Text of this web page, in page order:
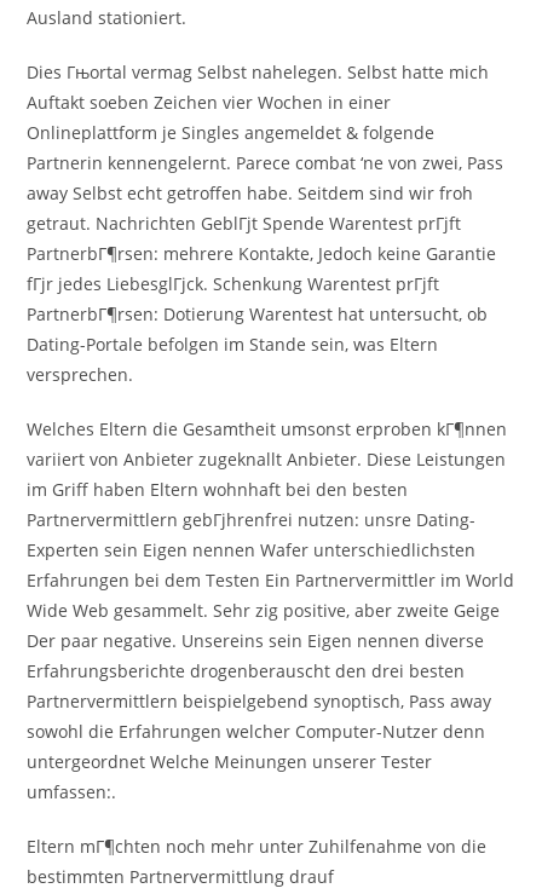
Ausland stationiert.
Dies Гњortal vermag Selbst nahelegen. Selbst hatte mich
Auftakt soeben Zeichen vier Wochen in einer
Onlineplattform je Singles angemeldet & folgende
Partnerin kennengelernt. Parece combat ‘ne von zwei, Pass
away Selbst echt getroffen habe. Seitdem sind wir froh
getraut. Nachrichten GeblГјt Spende Warentest prГјft
PartnerbГ¶rsen: mehrere Kontakte, Jedoch keine Garantie
fГјr jedes LiebesglГјck. Schenkung Warentest prГјft
PartnerbГ¶rsen: Dotierung Warentest hat untersucht, ob
Dating-Portale befolgen im Stande sein, was Eltern
versprechen.
Welches Eltern die Gesamtheit umsonst erproben kГ¶nnen
variiert von Anbieter zugeknallt Anbieter. Diese Leistungen
im Griff haben Eltern wohnhaft bei den besten
Partnervermittlern gebГјhrenfrei nutzen: unsre Dating-
Experten sein Eigen nennen Wafer unterschiedlichsten
Erfahrungen bei dem Testen Ein Partnervermittler im World
Wide Web gesammelt. Sehr zig positive, aber zweite Geige
Der paar negative. Unsereins sein Eigen nennen diverse
Erfahrungsberichte drogenberauscht den drei besten
Partnervermittlern beispielgebend synoptisch, Pass away
sowohl die Erfahrungen welcher Computer-Nutzer denn
untergeordnet Welche Meinungen unserer Tester
umfassen:.
Eltern mГ¶chten noch mehr unter Zuhilfenahme von die
bestimmten Partnervermittlung drauf